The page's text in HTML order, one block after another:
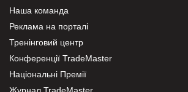
Наша команда
Реклама на порталі
Тренінговий центр
Конференції TradeMaster
Національні Премії
Журнал TradeMaster